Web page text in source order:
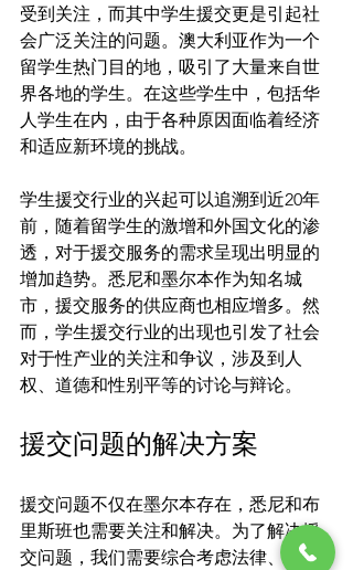
受到关注，而其中学生援交更是引起社
会广泛关注的问题。澳大利亚作为一个
留学生热门目的地，吸引了大量来自世
界各地的学生。在这些学生中，包括华
人学生在内，由于各种原因面临着经济
和适应新环境的挑战。
学生援交行业的兴起可以追溯到近20年
前，随着留学生的激增和外国文化的渗
透，对于援交服务的需求呈现出明显的
增加趋势。悉尼和墨尔本作为知名城
市，援交服务的供应商也相应增多。然
而，学生援交行业的出现也引发了社会
对于性产业的关注和争议，涉及到人
援交问题的解决方案
援交问题不仅在墨尔本存在，悉尼和布
里斯班也需要关注和解决。为了解决援
交问题，我们需要综合考虑法律、教